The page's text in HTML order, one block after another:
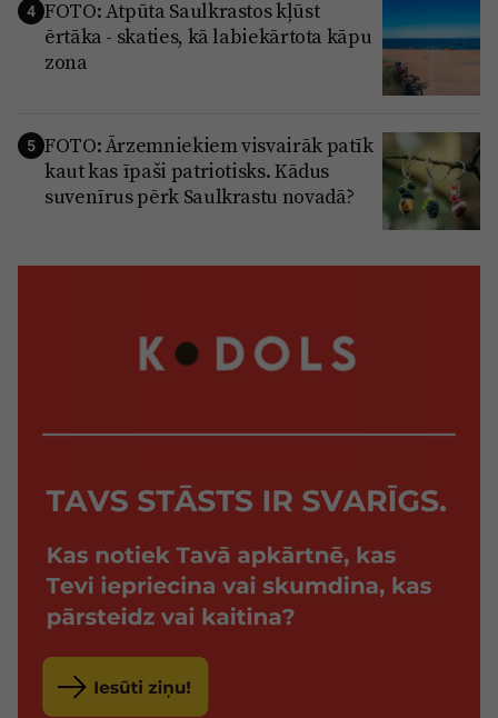
4 FOTO: Atpūta Saulkrastos kļūst
ērtāka - skaties, kā labiekārtota kāpu
zona
5 FOTO: Ārzemniekiem visvairāk patīk
kaut kas īpaši patriotisks. Kādus
suvenīrus pērk Saulkrastu novadā?